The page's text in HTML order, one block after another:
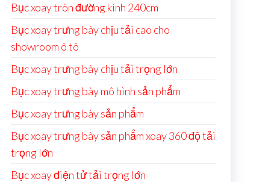
Bục xoay tròn đường kính 240cm
Bục xoay trưng bày chịu tải cao cho
showroom ô tô
Bục xoay trưng bày chịu tải trọng lớn
Bục xoay trưng bày mô hình sản phẩm
Bục xoay trưng bày sản phẩm
Bục xoay trưng bày sản phẩm xoay 360 độ tải
trọng lớn
Bục xoay điện tử tải trọng lớn